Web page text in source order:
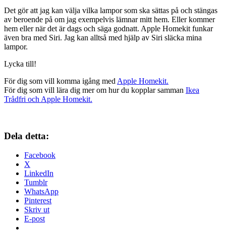
Det gör att jag kan välja vilka lampor som ska sättas på och stängas
av beroende på om jag exempelvis lämnar mitt hem. Eller kommer
hem eller när det är dags och säga godnatt. Apple Homekit funkar
även bra med Siri. Jag kan alltså med hjälp av Siri släcka mina
lampor.
Lycka till!
För dig som vill komma igång med Apple Homekit.
För dig som vill lära dig mer om hur du kopplar samman Ikea
Trådfri och Apple Homekit.
Dela detta:
Facebook
X
LinkedIn
Tumblr
WhatsApp
Pinterest
Skriv ut
E-post